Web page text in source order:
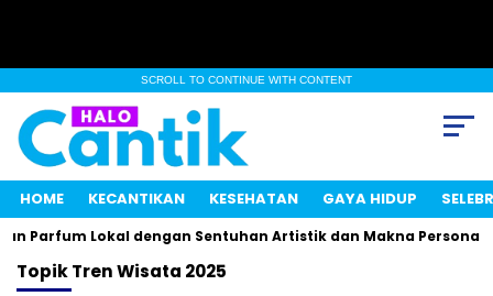
SCROLL TO CONTINUE WITH CONTENT
HOME KECANTIKAN KESEHATAN GAYA HIDUP
Parfum Lokal dengan Sentuhan Artistik dan Makna Personal
TopikTren Wisata 2025